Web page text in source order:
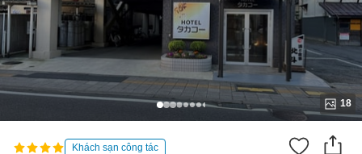
18
Khách sạn công tác